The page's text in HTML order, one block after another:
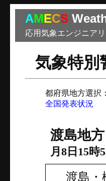
AMECS
応用気象エンジニア
気象特別
都府県地方選択
全国発表状況
渡島地
月8日15時
渡島・